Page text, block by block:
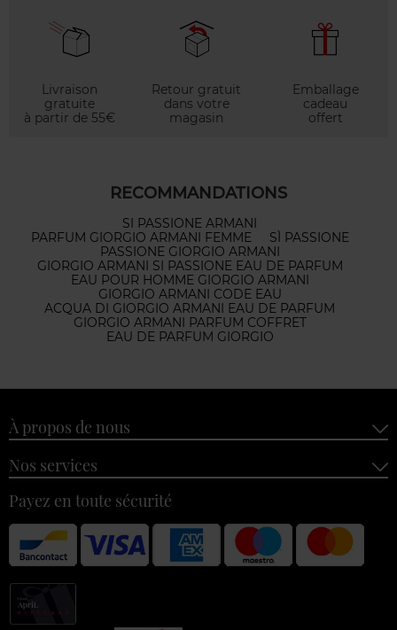
Livraison
gratuite
à partir de 55€
Retour gratuit
dans votre
magasin
Emballage
cadeau
offert
RECOMMANDATIONS
SI PASSIONE ARMANI
PARFUM GIORGIO ARMANI FEMME
SÌ PASSIONE
PASSIONE GIORGIO ARMANI
GIORGIO ARMANI SI PASSIONE EAU DE PARFUM
EAU POUR HOMME GIORGIO ARMANI
GIORGIO ARMANI CODE EAU
ACQUA DI GIORGIO ARMANI EAU DE PARFUM
GIORGIO ARMANI PARFUM COFFRET
EAU DE PARFUM GIORGIO
À propos de nous
Nos services
Payez en toute sécurité